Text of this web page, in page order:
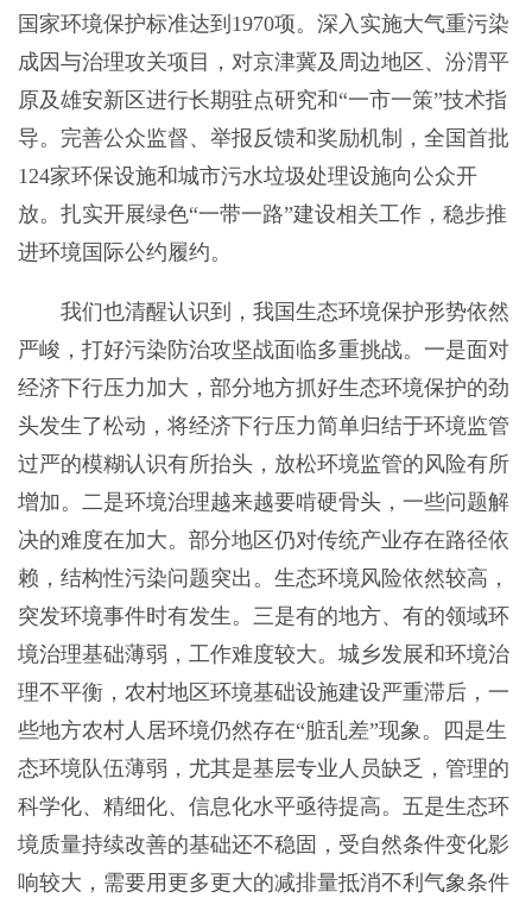
国家环境保护标准达到1970项。深入实施大气重污染
成因与治理攻关项目，对京津冀及周边地区、汾渭平
原及雄安新区进行长期驻点研究和“一市一策”技术指
导。完善公众监督、举报反馈和奖励机制，全国首批
124家环保设施和城市污水垃圾处理设施向公众开
放。扎实开展绿色“一带一路”建设相关工作，稳步推
进环境国际公约履约。
我们也清醒认识到，我国生态环境保护形势依然
严峻，打好污染防治攻坚战面临多重挑战。一是面对
经济下行压力加大，部分地方抓好生态环境保护的劲
头发生了松动，将经济下行压力简单归结于环境监管
过严的模糊认识有所抬头，放松环境监管的风险有所
增加。二是环境治理越来越要啃硬骨头，一些问题解
决的难度在加大。部分地区仍对传统产业存在路径依
赖，结构性污染问题突出。生态环境风险依然较高，
突发环境事件时有发生。三是有的地方、有的领域环
境治理基础薄弱，工作难度较大。城乡发展和环境治
理不平衡，农村地区环境基础设施建设严重滞后，一
些地方农村人居环境仍然存在“脏乱差”现象。四是生
态环境队伍薄弱，尤其是基层专业人员缺乏，管理的
科学化、精细化、信息化水平亟待提高。五是生态环
境质量持续改善的基础还不稳固，受自然条件变化影
响较大，需要用更多更大的减排量抵消不利气象条件